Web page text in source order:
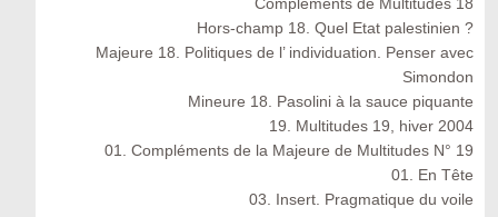
Hors-champ 18. Quel Etat palestinien ?
Majeure 18. Politiques de l’ individuation. Penser avec
Simondon
Mineure 18. Pasolini à la sauce piquante
19. Multitudes 19, hiver 2004
01. Compléments de la Majeure de Multitudes N° 19
01. En Tête
03. Insert. Pragmatique du voile